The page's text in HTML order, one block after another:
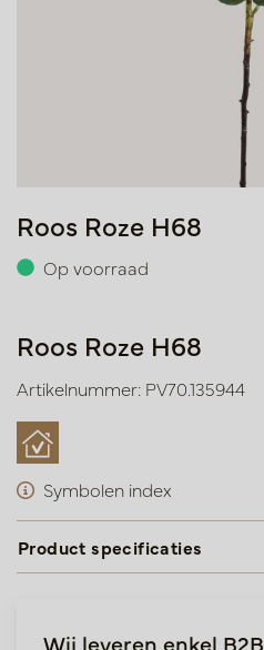
Roos Roze H68
Op voorraad
Roos Roze H68
Artikelnummer: PV70.135944
Symbolen index
Product specificaties
Wij leveren enkel B2B